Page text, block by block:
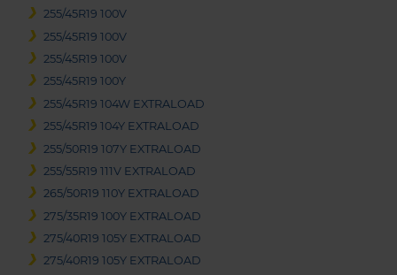
255/45R19 100V
255/45R19 100V
255/45R19 100V
255/45R19 100Y
255/45R19 104W EXTRALOAD
255/45R19 104Y EXTRALOAD
255/50R19 107Y EXTRALOAD
255/55R19 111V EXTRALOAD
265/50R19 110Y EXTRALOAD
275/35R19 100Y EXTRALOAD
275/40R19 105Y EXTRALOAD
275/40R19 105Y EXTRALOAD